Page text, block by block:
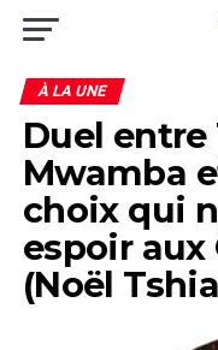
À LA UNE
Duel
Mwamba
choix qui
espoir aux
(Noël